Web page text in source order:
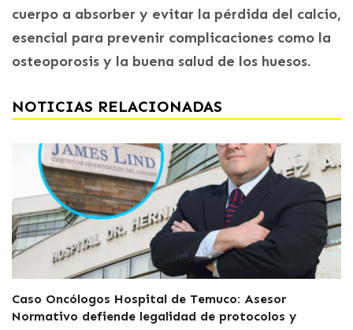
cuerpo a absorber y evitar la pérdida del calcio,
esencial para prevenir complicaciones como la
osteoporosis y la buena salud de los huesos.
NOTICIAS RELACIONADAS
Caso Oncólogos Hospital de Temuco: Asesor
Normativo defiende legalidad de protocolos y